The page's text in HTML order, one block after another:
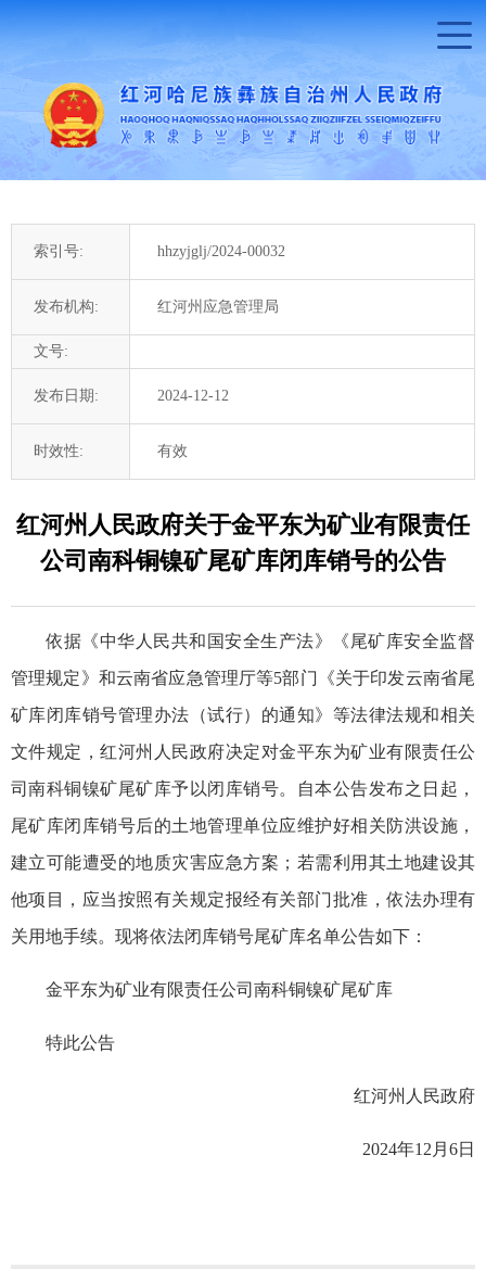
索引号: hhzyjglj/2024-00032
发布机构: 红河州应急管理局
文号:
发布日期: 2024-12-12
时效性: 有效
红河州人民政府关于金平东为矿业有限责任
公司南科铜镍矿尾矿库闭库销号的公告
依据《中华人民共和国安全生产法》《尾矿库安全监督
管理规定》和云南省应急管理厅等5部门《关于印发云南省尾
矿库闭库销号管理办法（试行）的通知》等法律法规和相关
文件规定，红河州人民政府决定对金平东为矿业有限责任公
司南科铜镍矿尾矿库予以闭库销号。自本公告发布之日起，
尾矿库闭库销号后的土地管理单位应维护好相关防洪设施，
建立可能遭受的地质灾害应急方案；若需利用其土地建设其
他项目，应当按照有关规定报经有关部门批准，依法办理有
关用地手续。现将依法闭库销号尾矿库名单公告如下：
金平东为矿业有限责任公司南科铜镍矿尾矿库
特此公告
红河州人民政府
2024年12月6日